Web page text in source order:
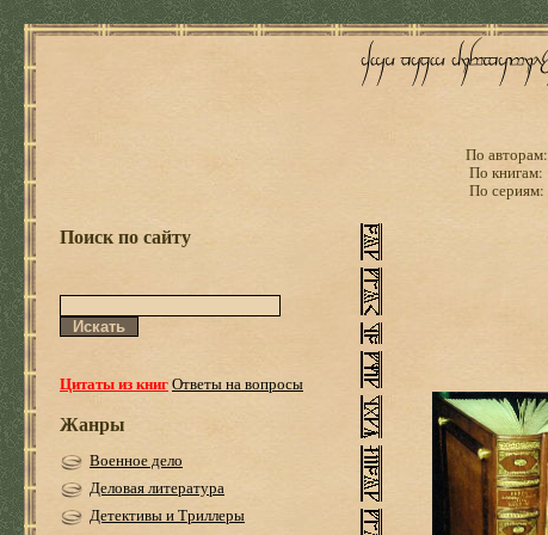
По авторам:
По книгам:
По сериям:
Поиск по сайту
Цитаты из книгОтветы на вопросы
Жанры
Военное дело
Деловая литература
Детективы и Триллеры